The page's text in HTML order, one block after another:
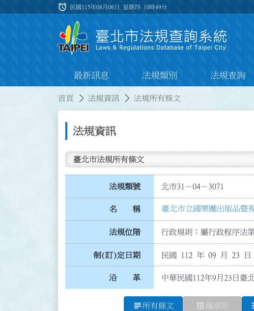
:::
alarm 民國115年08月06日 星期四 10時49分
最新訊息 法規類別 法規查詢
首頁 法規資訊 法規所有條文
法規資訊
臺北市法規所有條文
法規類號 北市31－04－3071
名 稱 臺北市立國樂團出版品暨
法規位階 行政規則：屬行政程序法
制(訂)定日期 民國 112 年 09 月 23 日
沿 革 中華民國112年9月23日臺
subject 所有條文 apps 編章節